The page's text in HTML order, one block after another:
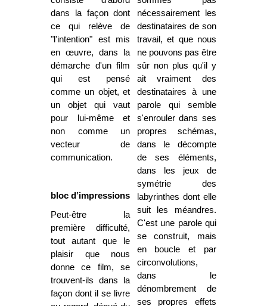
dans la façon dont
ce qui relève de
"l'intention" est mis
en œuvre, dans la
démarche d'un film
qui est pensé
comme un objet, et
un objet qui vaut
pour lui-même et
non comme un
vecteur de
communication.
bloc d’impressions
Peut-être la
première difficulté,
tout autant que le
plaisir que nous
donne ce film, se
trouvent-ils dans la
façon dont il se livre
nécessairement les
destinataires de son
travail, et que nous
ne pouvons pas être
sûr non plus qu'il y
ait vraiment des
destinataires à une
parole qui semble
s'enrouler dans ses
propres schémas,
dans le décompte
de ses éléments,
dans les jeux de
symétrie des
labyrinthes dont elle
suit les méandres.
C'est une parole qui
se construit, mais
en boucle et par
circonvolutions,
dans le
dénombrement de
ses propres effets